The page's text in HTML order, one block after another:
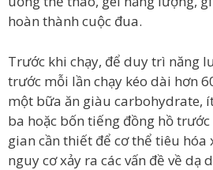
hoàn thành cuộc đua.
Trước khi chạy, để duy trì năng
trước mỗi lần chạy kéo dài hơn
một bữa ăn giàu carbohydrate,
ba hoặc bốn tiếng đồng hồ
gian cần thiết để cơ thể tiêu hóa
nguy cơ xảy ra các vấn đề về dạ